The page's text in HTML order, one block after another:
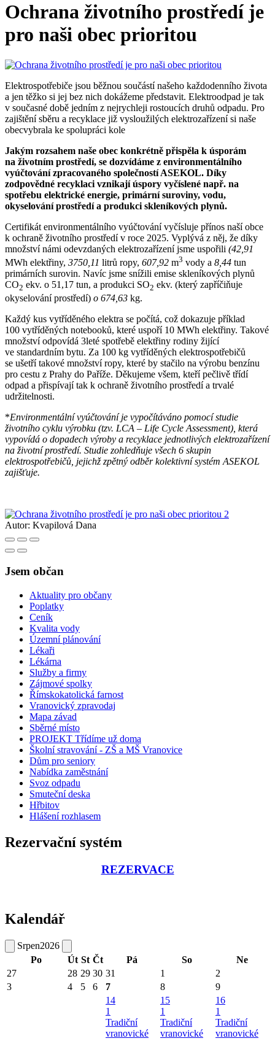
Ochrana životního prostředí je
pro naši obec prioritou
Elektrospotřebiče jsou běžnou součástí našeho každodenního života
a jen těžko si jej bez nich dokážeme představit. Elektroodpad je tak
v současné době jedním z nejrychleji rostoucích druhů odpadu. Pro
zajištění sběru a recyklace již vysloužilých elektrozařízení si naše
obecvybrala ke spolupráci kole
Jakým rozsahem naše obec konkrétně přispěla k úsporám
na životním prostředí, se dozvídáme z environmentálního
vyúčtování zpracovaného společností ASEKOL. Díky
zodpovědné recyklaci vznikají úspory vyčíslené např. na
spotřebu elektrické energie, primární suroviny, vodu,
okyselování prostředí a produkci skleníkových plynů.
Certifikát environmentálního vyúčtování vyčísluje přínos naší obce
k ochraně životního prostředí v roce 2025. Vyplývá z něj, že díky
množství námi odevzdaných elektrozařízení jsme uspořili (42,91
MWh elektřiny, 3750,11 litrů ropy, 607,92 m3 vody a 8,44 tun
primárních surovin. Navíc jsme snížili emise skleníkových plynů
CO2 ekv. o 51,17 tun, a produkci SO2 ekv. (který zapříčiňuje
okyselování prostředí) o 674,63 kg.
Každý kus vytříděného elektra se počítá, což dokazuje příklad
100 vytříděných notebooků, které uspoří 10 MWh elektřiny. Takové
množství odpovídá 3leté spotřebě elektřiny rodiny žijící
ve standardním bytu. Za 100 kg vytříděných elektrospotřebičů
se ušetří takové množství ropy, které by stačilo na výrobu benzínu
pro cestu z Prahy do Paříže. Děkujeme všem, kteří pečlivě třídí
odpad a přispívají tak k ochraně životního prostředí a trvalé
udržitelnosti.
*Environmentální vyúčtování je vypočítáváno pomocí studie
životního cyklu výrobku (tzv. LCA – Life Cycle Assessment), která
vypovídá o dopadech výroby a recyklace jednotlivých elektrozařízení
na životní prostředí. Studie zohledňuje všech 6 skupin
elektrospotřebičů, jejichž zpětný odběr kolektivní systém ASEKOL
zajišťuje.
Autor: Kvapilová Dana
Jsem občan
Aktuality pro občany
Poplatky
Ceník
Kvalita vody
Územní plánování
Lékaři
Lékárna
Služby a firmy
Zájmové spolky
Římskokatolická farnost
Vranovický zpravodaj
Mapa závad
Sběrné místo
PROJEKT Třídíme už doma
Školní stravování - ZŠ a MŠ Vranovice
Dům pro seniory
Nabídka zaměstnání
Svoz odpadu
Smuteční deska
Hřbitov
Hlášení rozhlasem
Rezervační systém
REZERVACE
Kalendář
Srpen2026
Po
Út St Čt Pá So
Ne
27
28 29 30 31 1
2
3
4 5 6 7 8 9
14
1
Tradiční
vranovické
15
1
Tradiční
vranovické
16
1
Tradiční
vranovické